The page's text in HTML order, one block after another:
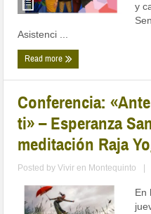
y
Asistenci ...
Read more
Conferencia:
ti» – Esperanza
meditación Raja
Posted byVivir en Montequinto
En